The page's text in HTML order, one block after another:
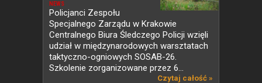
NEWS
Policjanci Zespołu
Specjalnego Zarządu w Krakowie
Centralnego Biura Śledczego Policji wzięli
udział w międzynarodowych warsztatach
taktyczno-ogniowych SOSAB-26.
Szkolenie zorganizowane przez 6...
Czytaj całość »